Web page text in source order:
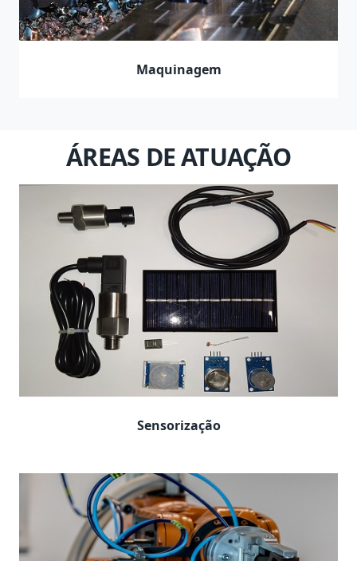
Maquinagem
ÁREAS DE ATUAÇÃO
Sensorização